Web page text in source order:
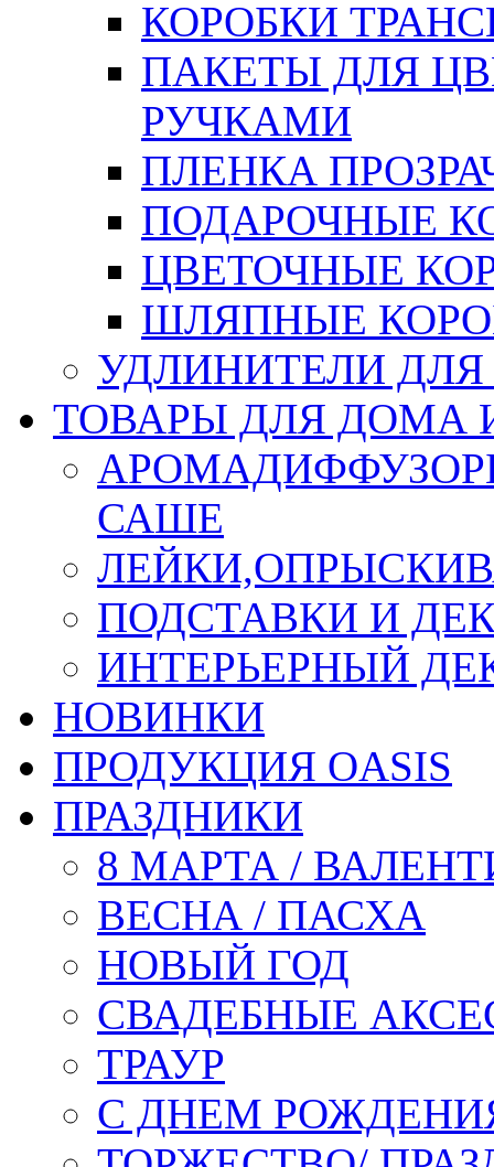
КОРОБКИ
ПАКЕТЫ ДЛЯ
РУЧКАМИ
ПЛЕНКА
ПОДАРОЧНЫЕ
ЦВЕТОЧНЫЕ
ШЛЯПНЫЕ
УДЛИНИТЕЛИ
ТОВАРЫ ДЛЯ ДОМА
САШЕ
ПОДСТАВКИ И
ИНТЕРЬЕРНЫЙ
НОВИНКИ
ПРОДУКЦИЯ OASIS
ПРАЗДНИКИ
8 МАРТА /
ВЕСНА / ПАСХА
НОВЫЙ ГОД
СВАДЕБНЫЕ
ТРАУР
С ДНЕМ